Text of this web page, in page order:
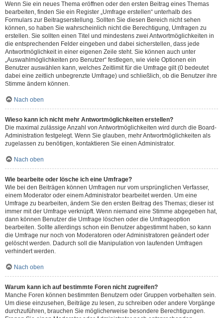
Wenn Sie ein neues Thema eröffnen oder den ersten Beitrag eines Themas
bearbeiten, finden Sie ein Register „Umfrage erstellen“ unterhalb des
Formulars zur Beitragserstellung. Sollten Sie diesen Bereich nicht sehen
können, so haben Sie wahrscheinlich nicht die Berechtigung, Umfragen zu
erstellen. Sie sollten einen Titel und mindestens zwei Antwortmöglichkeiten in
die entsprechenden Felder eingeben und dabei sicherstellen, dass jede
Antwortmöglichkeit in einer eigenen Zeile steht. Sie können auch unter
„Auswahlmöglichkeiten pro Benutzer“ festlegen, wie viele Optionen ein
Benutzer auswählen kann, welches Zeitlimit für die Umfrage gilt (0 bedeutet
dabei eine zeitlich unbegrenzte Umfrage) und schließlich, ob die Benutzer ihre
Stimme ändern können.
Nach oben
Wieso kann ich nicht mehr Antwortmöglichkeiten erstellen?
Die maximal zulässige Anzahl von Antwortmöglichkeiten wird durch die Board-
Administration festgelegt. Wenn Sie glauben, mehr Antwortmöglichkeiten als
zugelassen zu benötigen, kontaktieren Sie einen Administrator.
Nach oben
Wie bearbeite oder lösche ich eine Umfrage?
Wie bei den Beiträgen können Umfragen nur vom ursprünglichen Verfasser,
einem Moderator oder einem Administrator bearbeitet werden. Um eine
Umfrage zu bearbeiten, ändern Sie den ersten Beitrag des Themas; dieser ist
immer mit der Umfrage verknüpft. Wenn niemand eine Stimme abgegeben hat,
dann können Benutzer die Umfrage löschen oder die Umfrageoption
bearbeiten. Sollte allerdings schon ein Benutzer abgestimmt haben, so kann
die Umfrage nur noch von Moderatoren oder Administratoren geändert oder
gelöscht werden. Dadurch soll die Manipulation von laufenden Umfragen
verhindert werden.
Nach oben
Warum kann ich auf bestimmte Foren nicht zugreifen?
Manche Foren können bestimmten Benutzern oder Gruppen vorbehalten sein.
Um diese einzusehen, Beiträge zu lesen, zu schreiben oder andere Vorgänge
durchzuführen, brauchen Sie möglicherweise besondere Berechtigungen.